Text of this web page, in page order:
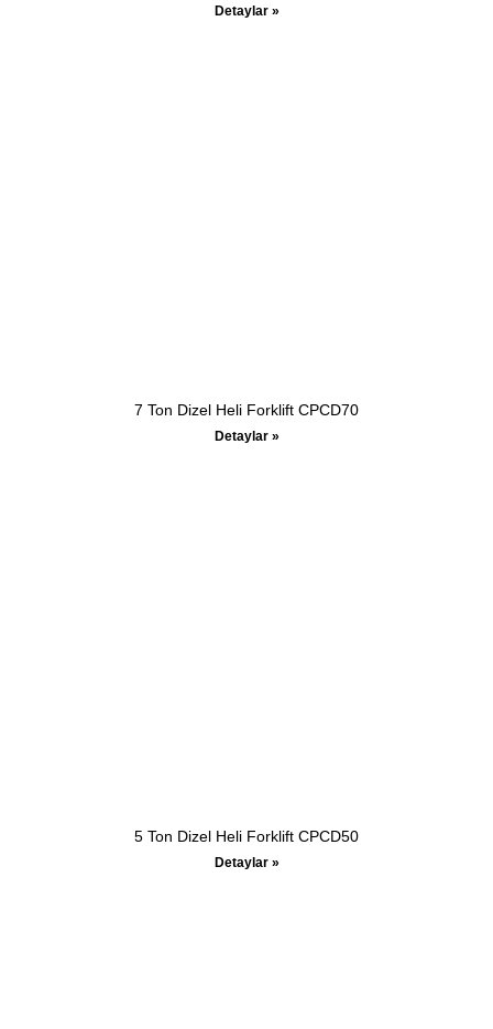
Detaylar »
7 Ton Dizel Heli Forklift CPCD70
Detaylar »
5 Ton Dizel Heli Forklift CPCD50
Detaylar »